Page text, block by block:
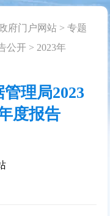
府门户网站 >专题
公开 > 2023年
理局2023
度报告